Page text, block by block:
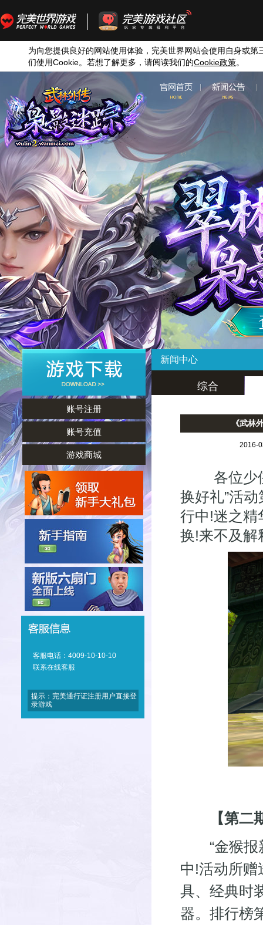
为向您提供良好的网站使用体验，完美世界网站会使用自身或第
们使用Cookie。若想了解更多，请阅读我们的Cookie政策。
账号注册
账号充值
游戏商城
客服电话：4009-10-10-10
联系在线客服
提示：完美通行证注册用户直接登
录游戏
新闻中心
综合
《武林
2016-
各位少侠
换好礼”活
行中!迷之精
换!来不及解
【第
“金猴报新
中!活动所赠
具、经典时
器。排行榜